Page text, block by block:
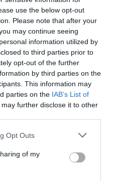
use the below opt-out
Please note that after your
may continue seeing
information utilized by
to third parties prior to
opt-out of the further
by third parties on the
This information may
parties on the IAB’s List of
may further disclose it to other
uses one or more Google
behaviour. You may click to
and its third-party tags to
purposes in below Google
Opt Outs
of my
που
της
Το
Σε πελάγη ευτυχίας
αντιδήμαρχος στην
Εύβοια! Έγινε για τρίτη